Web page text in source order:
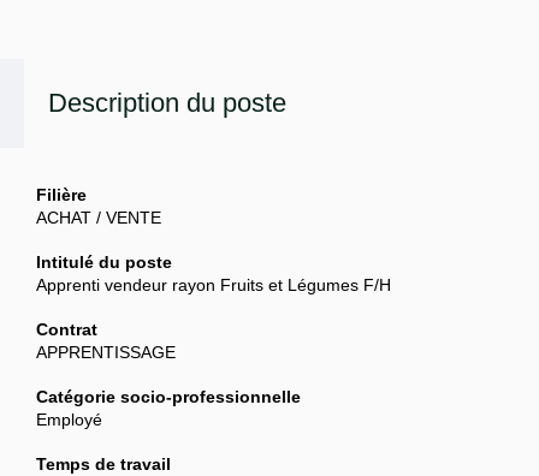
Description du poste
Filière
ACHAT / VENTE
Intitulé du poste
Apprenti vendeur rayon Fruits et Légumes F/H
Contrat
APPRENTISSAGE
Catégorie socio-professionnelle
Employé
Temps de travail